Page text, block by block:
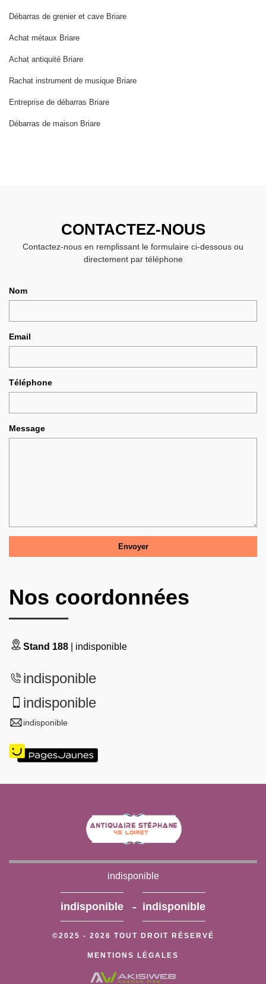
Débarras de grenier et cave Briare
Achat métaux Briare
Achat antiquité Briare
Rachat instrument de musique Briare
Entreprise de débarras Briare
Débarras de maison Briare
CONTACTEZ-NOUS
Contactez-nous en remplissant le formulaire ci-dessous ou
directement par téléphone
Nom
Email
Téléphone
Message
Nos coordonnées
Stand 188 | indisponible
indisponible
indisponible
indisponible
indisponible
indisponible - indisponible
©2025 - 2026 TOUT DROIT RÉSERVÉ
MENTIONS LÉGALES